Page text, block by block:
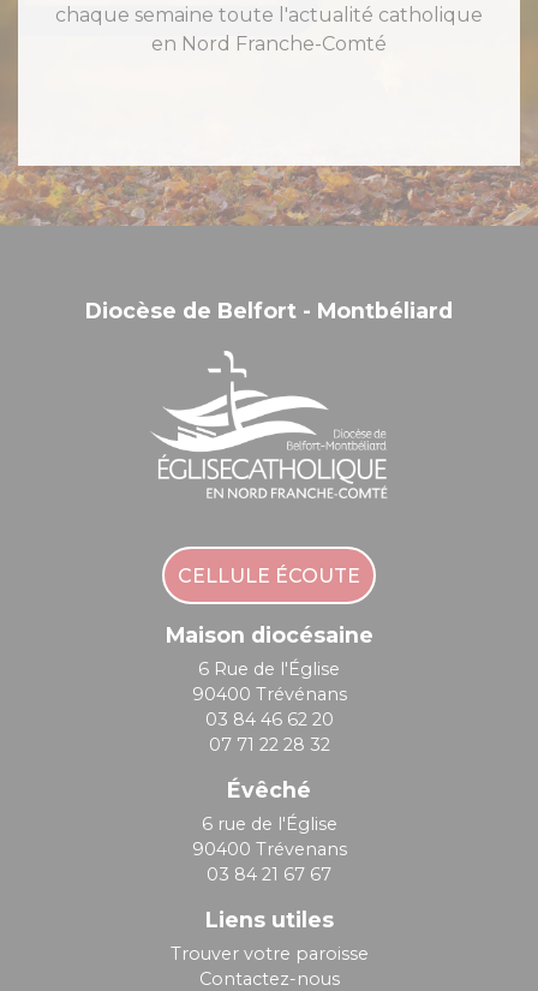
chaque semaine toute l'actualité catholique
en Nord Franche-Comté
Diocèse de Belfort - Montbéliard
CELLULE ÉCOUTE
Maison diocésaine
6 Rue de l'Église
90400 Trévénans
03 84 46 62 20
07 71 22 28 32
Évêché
6 rue de l'Église
90400 Trévenans
03 84 21 67 67
Liens utiles
Trouver votre paroisse
Contactez-nous